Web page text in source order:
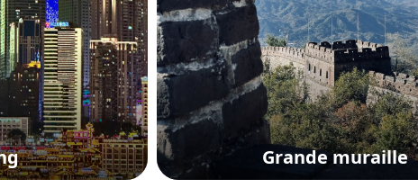
Grande muraille